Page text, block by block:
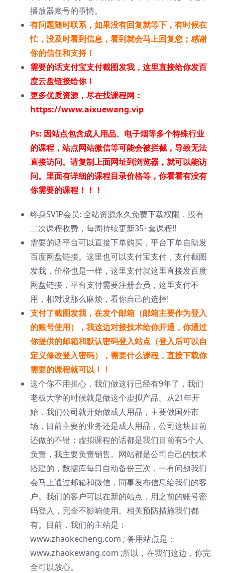
播放器账号的事情。
有问题随时联系，如果没有回复就等下，有时候在
忙，没及时看到信息，看到就会马上回复您；感谢
你的信任和支持！
需要的话支付宝支付截图发我，这里直接给你发百
度云盘链接给你！
更多优质资源，尽在找课程网：
https://www.aixuewang.vip
Ps: 因站点包含成人用品、电子烟等多个特殊行业
的课程，站点网站微信等可能会被拦截，导致无法
直接访问。请复制上面网址到浏览器，就可以能访
问。里面有详细的课程目录价格等，你看看有没有
你需要的课程！！！
终身SVIP会员: 全站资源永久免费下载权限，没有
二次课程收费，每周持续更新35+套课程!!
需要的话平台可以直接下单购买，平台下单自助发
百度网盘链接。这里也可以支付宝支付，支付截图
发我，价格也是一样，这里支付就这里直接发百度
网盘链接，平台支付需要注册会员，这里支付不
用，相对没那么麻烦，看你自己的选择!
支付了截图发我，在发个邮箱（邮箱主要作为登入
的账号使用），我这边对接技术给你开通，你通过
你提供的邮箱和默认密码登入站点（登入后可以自
定义修改登入密码），需要什么课程，直接下载你
需要的课程就可以！！
这个你不用担心，我们做这行已经有9年了，我们
老板大学的时候就是做这个虚拟产品。从21年开
始，我们公司就开始做成人用品，主要做国外市
场，目前主要的业务还是成人用品，公司这块目前
还做的不错；虚拟课程的话都是我们目前有5个人
负责，我主要负责销售。网站都是公司自己的技术
搭建的，数据库每日自动备份三次，一有问题我们
会马上通过邮箱和微信，同事发布信息给我们的客
户。我们的客户可以在新的站点，用之前的账号密
码登入，完全不影响使用。相关预防措施我们都
有。目前，我们的主站是：
www.zhaokecheng.com ; 备用站点是：
www.zhaokewang.com ;所以，在我们这边，你完
全可以放心。